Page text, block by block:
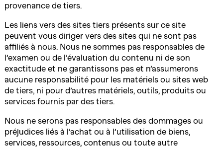
provenance de tiers.
Les liens vers des sites tiers présents sur ce site
peuvent vous diriger vers des sites qui ne sont pas
affiliés à nous. Nous ne sommes pas responsables de
l’examen ou de l’évaluation du contenu ni de son
exactitude et ne garantissons pas et n’assumerons
aucune responsabilité pour les matériels ou sites web
de tiers, ni pour d’autres matériels, outils, produits ou
services fournis par des tiers.
Nous ne serons pas responsables des dommages ou
préjudices liés à l’achat ou à l’utilisation de biens,
services, ressources, contenus ou toute autre